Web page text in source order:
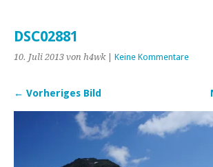
DSC02881
10. Juli 2013 von h4wk| Keine Kommentare
← Vorheriges Bild